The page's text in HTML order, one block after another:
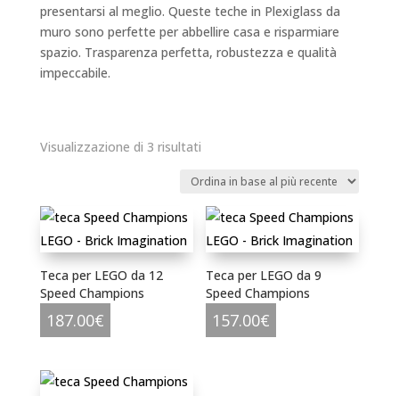
presentarsi al meglio. Queste teche in Plexiglass da
muro sono perfette per abbellire casa e risparmiare
spazio. Trasparenza perfetta, robustezza e qualità
impeccabile.
Visualizzazione di 3 risultatiOrdina
base
al
recente
Teca per LEGO da 12
Speed Champions
187.00€
Teca per LEGO da 9
Speed Champions
157.00€